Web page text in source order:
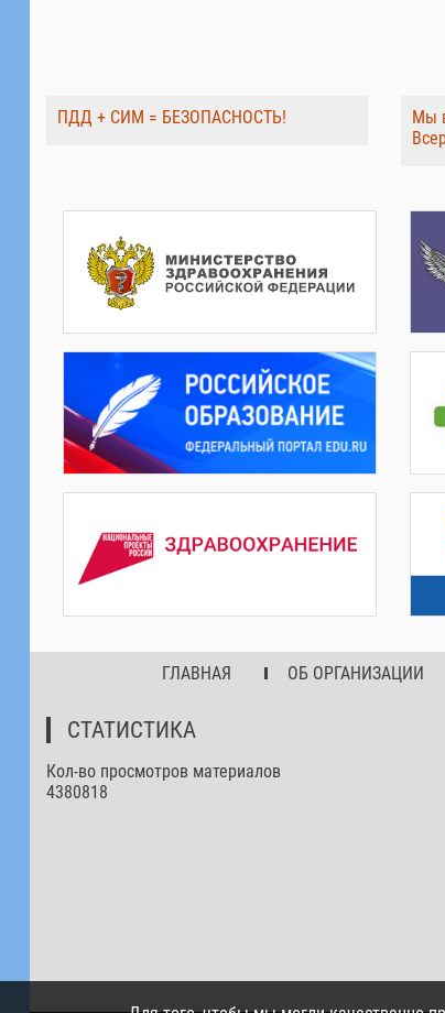
ПДД + СИМ = БЕЗОПАСНОСТЬ!
Мы
ГЛАВНАЯ ОБ ОРГАНИЗАЦИИ
СТАТИСТИКА
Кол-во просмотров материалов
4380818